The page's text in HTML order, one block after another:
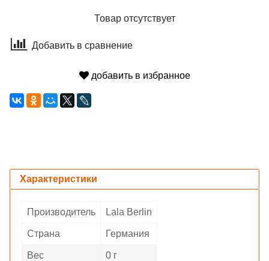
Товар отсутствует
Добавить в сравнение
добавить в избранное
Характеристики
Производитель Lala Berlin
Страна Германия
Вес 0 г